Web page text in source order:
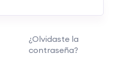
¿Olvidaste la
contraseña?